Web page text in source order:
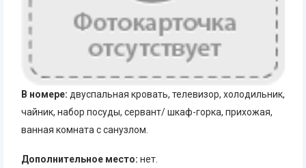
В номере: двуспальная кровать, телевизор, холодильник,
чайник, набор посуды, сервант/ шкаф-горка, прихожая,
ванная комната с санузлом.
Дополнительное место: нет.